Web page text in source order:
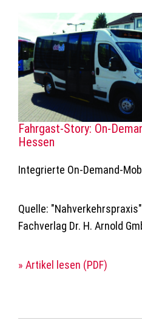
Fahrgast-Story: On-
Hessen
Integrierte On-Demand-
Quelle: "Nahverkehrspraxis"
Fachverlag Dr. H. Arnold
» Artikel lesen (PDF)